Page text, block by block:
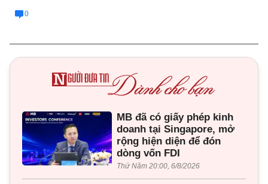
0
MB đã có giấy phép kinh
doanh tại Singapore, mở
rộng hiện diện để đón
dòng vốn FDI
Thứ Năm 20:00, 6/8/2026